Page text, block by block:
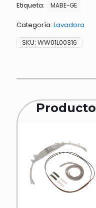
cantidad
Etiqueta: MABE-GE
Categoría: Lavadora
SKU: WW01L00316